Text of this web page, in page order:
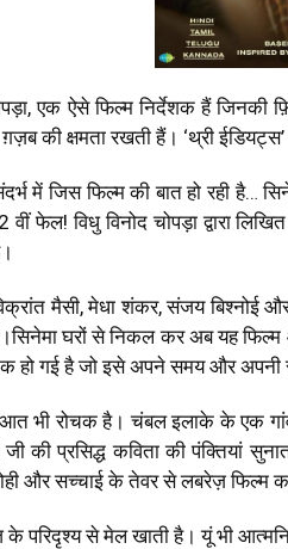
एक ऐसे फिल्म निर्देशक हैं
की क्षमता रखती हैं। ‘थ्री
में जिस फिल्म की बात हो रही है…
वीं फेल! विधु विनोद चोपड़ा द्वारा
मैसी, मेधा शंकर, संजय बिश्नोई
घरों से निकल कर अब यह
हो गई है जो इसे अपने समय और अपनी
भी रोचक है। चंबल इलाके के एक गांव
जी की प्रसिद्ध कविता की पंक्तियां
और सच्चाई के तेवर से लबरेज़ फिल्म
परिदृश्य से मेल खाती है। यूं भी